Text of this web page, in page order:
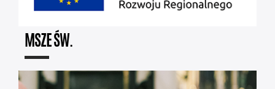
MSZE ŚW.